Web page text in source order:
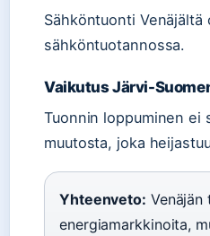
Sähköntuonti
sähköntuotannossa.
Vaikutus Järvi-
Tuonnin loppuminen ei
muutosta, joka
Yhteenveto:
energiamarkkinoita,